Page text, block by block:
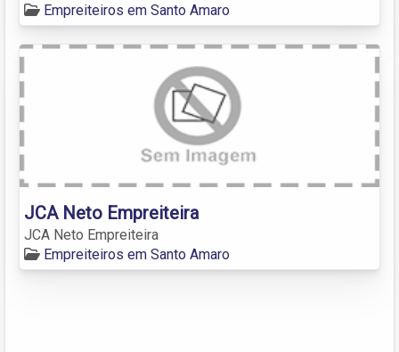
Empreiteiros em Santo Amaro
JCA Neto Empreiteira
JCA Neto Empreiteira
Empreiteiros em Santo Amaro